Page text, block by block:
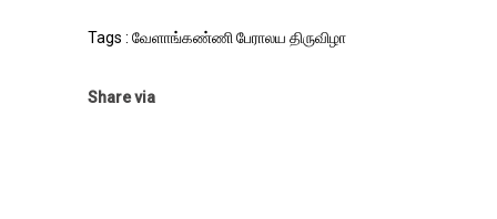
Tags : வேளாங்கண்ணி பேராலய திருவிழா
Share via